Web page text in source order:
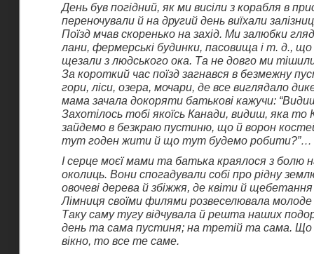
День був погідний, як ми висіли з корабля в
переночували й на другий день виїхали
Поїзд мчав скоренько на захід. Ми залюбки
лани, фермерські будинки, пасовища і т. д.,
щезали з людського ока. Та не довго ми
За короткий час поїзд загнався в безмежну
гори, ліси, озера, мочари, де все виглядало
мама зачала докоряти батькові кажучи:
Захотілось тобі якоїсь Канади, видиш, яка то
зайдемо в безкраю пустиню, що й ворон
тут годен жити й що тут будемо робити?”…
І серце моєї мами та батька краялося з болю
околиць. Вони спогадували собі про рідну
овочеві дерева й збіжжя, де квіти й
Лімниця своїми филями розвеселювала молоде
Таку саму тугу відчувала й решта наших
день та сама пустиня; на третій та сама. Що
вікно, то все те саме.